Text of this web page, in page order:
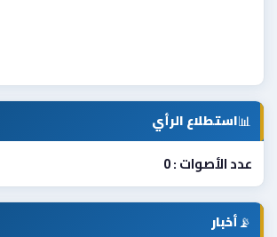
📊استطلاع الرأي
عدد الأصوات : 0
📡أخبار